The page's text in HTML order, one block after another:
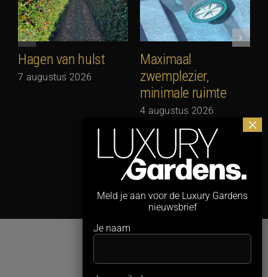
Hagen van hulst
7 augustus 2026
Maximaal
zwemplezier,
minimale ruimte
4 augustus 2026
Meld je aan voor de Luxury Gardens
nieuwsbrief
Je naam